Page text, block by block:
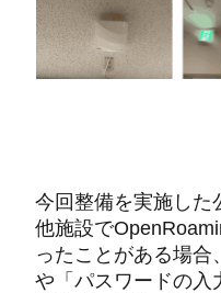
今回整備を実施した
他施設で
ったことがある場合
や「パスワードの入